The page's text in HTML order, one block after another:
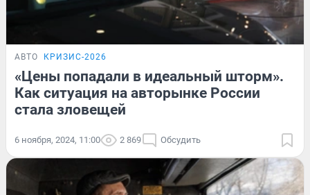
АВТО КРИЗИС-2026
«Цены попадали в идеальный шторм».
Как ситуация на авторынке России
стала зловещей
6 ноября, 2024, 11:00 2 869 Обсудить